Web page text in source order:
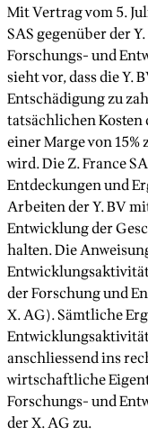
Mit Vertrag vom 5.
SAS gegenüber der
Forschungs- und
sieht vor, dass die Y.
Entschädigung zu
tatsächlichen
einer Marge von
wird. Die Z. France
Entdeckungen und
Arbeiten der Y. BV
Entwicklung der
halten. Die
der Forschung und
X. AG). Sämtliche
anschliessend ins
wirtschaftliche
Forschungs- und
der X. AG zu.